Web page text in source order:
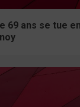
69 ans se tue